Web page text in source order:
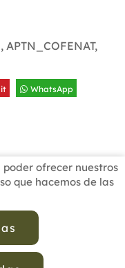
, APTN_COFENAT,
it WhatsApp
ofrecer nuestros
que hacemos de las